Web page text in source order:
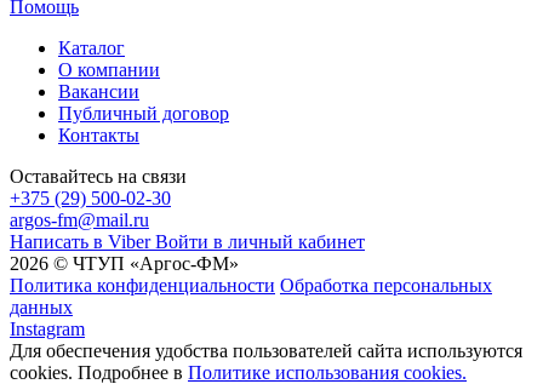
Помощь
Каталог
О компании
Вакансии
Публичный договор
Контакты
Оставайтесь на связи
+375 (29) 500-02-30
argos-fm@mail.ru
Написать в Viber Войти в личный кабинет
2026 © ЧТУП «Аргос-ФМ»
Политика конфиденциальности Обработка персональных
данных
Instagram
Для обеспечения удобства пользователей сайта используются
cookies. Подробнее в Политике использования cookies.